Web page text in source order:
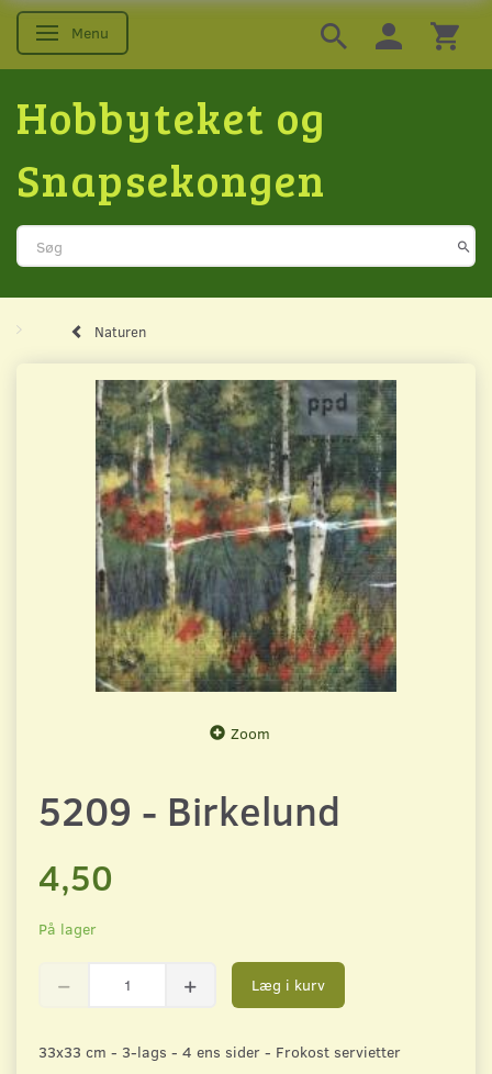
Skifte navigation
Menu
Hobbyteket og
Snapsekongen
Naturen
Zoom
5209 - Birkelund
4,50
På lager
Læg i kurv
33x33 cm - 3-lags - 4 ens sider - Frokost servietter